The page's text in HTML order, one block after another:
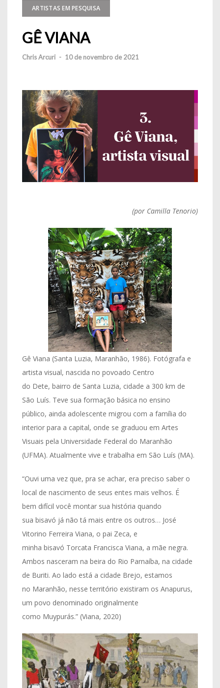
ARTISTAS EM PESQUISA
GÊ VIANA
Chris Arcuri - 10 de novembro de 2021
(por Camilla Tenorio)
Gê Viana (Santa Luzia, Maranhão, 1986). Fotógrafa e
artista visual, nascida no povoado Centro
do Dete, bairro de Santa Luzia, cidade a 300 km de
São Luís. Teve sua formação básica no ensino
público, ainda adolescente migrou com a família do
interior para a capital, onde se graduou em Artes
Visuais pela Universidade Federal do Maranhão
(UFMA). Atualmente vive e trabalha em São Luís (MA).
“Ouvi uma vez que, pra se achar, era preciso saber o
local de nascimento de seus entes mais velhos. É
bem difícil você montar sua história quando
sua bisavó já não tá mais entre os outros… José
Vitorino Ferreira Viana, o pai Zeca, e
minha bisavó Torcata Francisca Viana, a mãe negra.
Ambos nasceram na beira do Rio Parnaíba, na cidade
de Buriti. Ao lado está a cidade Brejo, estamos
no Maranhão, nesse território existiram os Anapurus,
um povo denominado originalmente
como Muypurás.” (Viana, 2020)